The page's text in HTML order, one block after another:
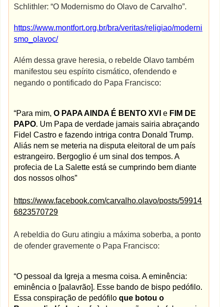
Schlithler: “O Modernismo do Olavo de Carvalho”.
https://www.montfort.org.br/bra/veritas/religiao/moderni
smo_olavoc/
Além dessa grave heresia, o rebelde Olavo também
manifestou seu espírito cismático, ofendendo e
negando o pontificado do Papa Francisco:
“Para mim,O PAPA AINDA É BENTO XVI e FIM DE
PAPO. Um Papa de verdade jamais sairia abraçando
Fidel Castro e fazendo intriga contra Donald Trump.
Aliás nem se meteria na disputa eleitoral de um país
estrangeiro. Bergoglio é um sinal dos tempos. A
profecia de La Salette está se cumprindo bem diante
dos nossos olhos”
https://www.facebook.com/carvalho.olavo/posts/59914
6823570729
A rebeldia do Guru atingiu a máxima soberba, a ponto
de ofender gravemente o Papa Francisco:
“O pessoal da Igreja a mesma coisa. A eminência:
eminência o [palavrão]. Esse bando de bispo pedófilo.
Essa conspiração de pedófiloque botou o